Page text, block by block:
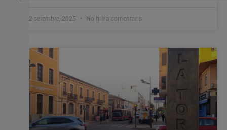
12 setembre, 2025 No hi ha comentaris